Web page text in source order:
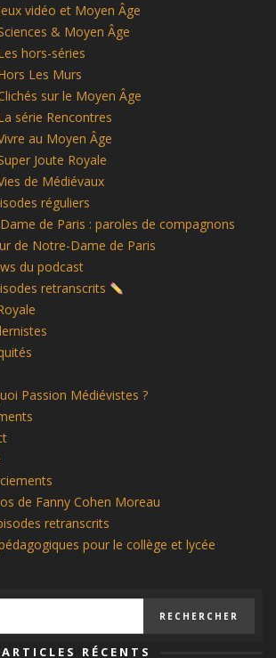
vidéo et Moyen Âge
& Moyen Âge
hors-séries
Les Murs
sur le Moyen Âge
série Rencontres
au Moyen Âge
Joute Royale
de Médiévaux
réguliers
de Paris : paroles de compagnons
de Notre-Dame de Paris
du podcast
retranscrits
Passion Médiévistes ?
de Fanny Cohen Moreau
retranscrits
pour le collège et lycée
ARTICLES RÉCENTS